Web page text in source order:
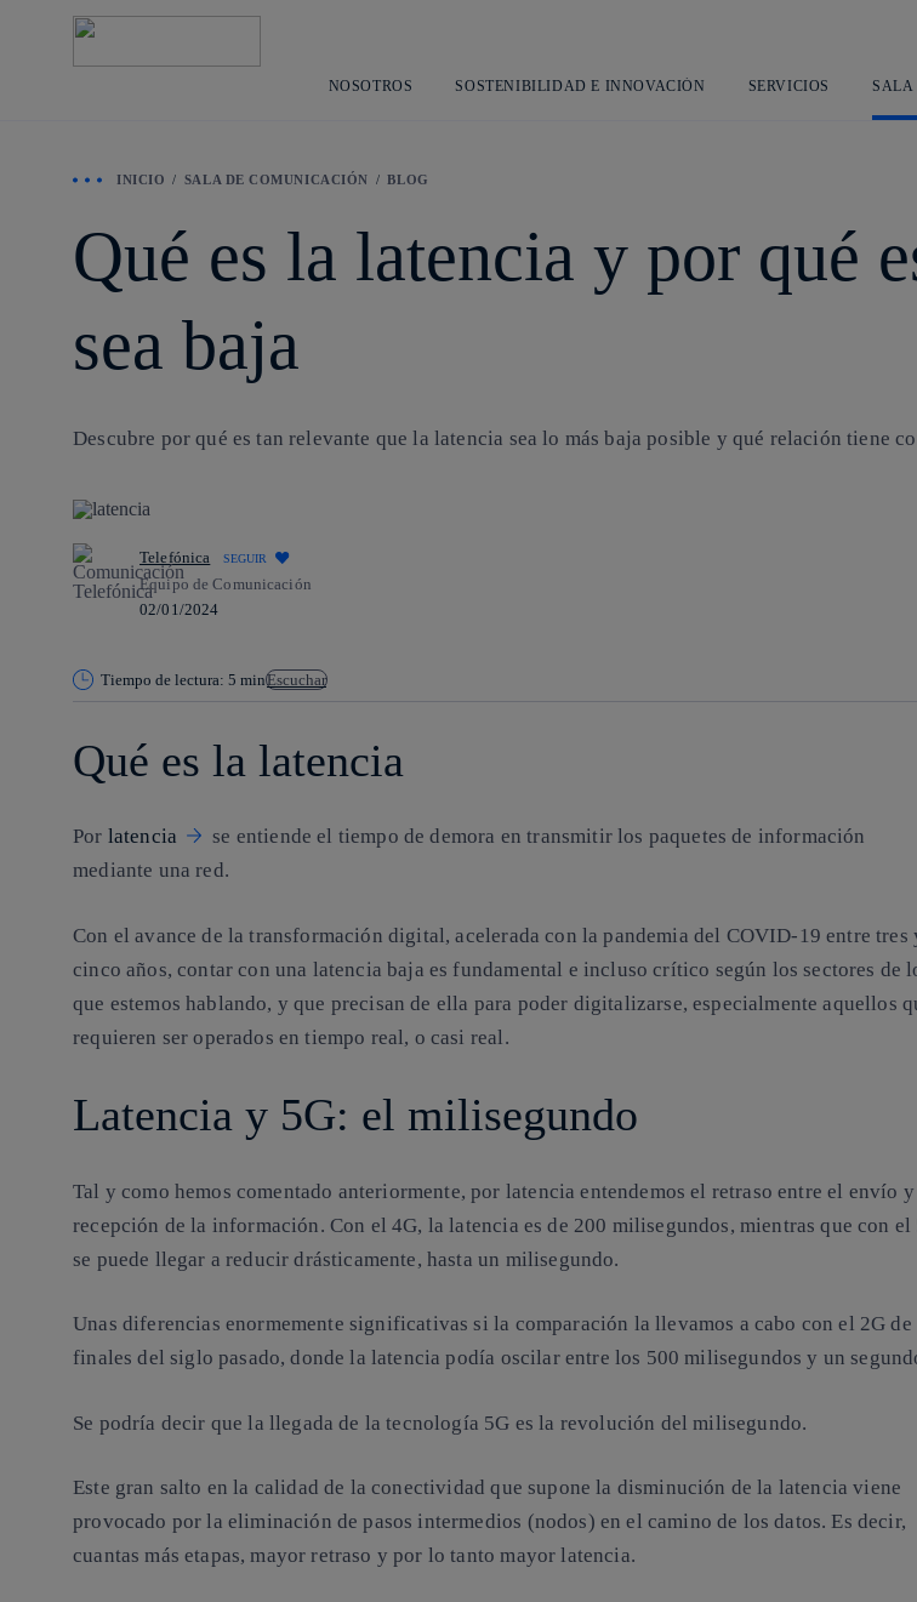
principal
NOSOTROS SOSTENIBILIDAD E INNOVACIÓN SERVICIOS SALA
INICIO SALA DE COMUNICACIÓN BLOG
Qué es la latencia y por qué
sea baja
Descubre por qué es tan relevante que la latencia sea lo más baja posible y qué relación tiene
Telefónica SEGUIR
Equipo de Comunicación
02/01/2024
Tiempo de lectura: 5 minEscuchar
Qué es la latencia
Por latencia
se entiende el tiempo de demora en transmitir los paquetes de información
mediante una red.
Con el avance de la transformación digital, acelerada con la pandemia del COVID-19 entre tres
cinco años, contar con una latencia baja es fundamental e incluso crítico según los sectores de
que estemos hablando, y que precisan de ella para poder digitalizarse, especialmente aquellos
requieren ser operados en tiempo real, o casi real.
Latencia y 5G: el milisegundo
Tal y como hemos comentado anteriormente, por latencia entendemos el retraso entre el envío
recepción de la información. Con el4G, la latencia es de 200 milisegundos, mientras que con el
se puede llegar a reducir drásticamente, hasta un milisegundo.
Unas diferencias enormemente significativas si la comparación la llevamos a cabo con el 2G de
finales del siglo pasado, donde la latencia podía oscilar entre los 500 milisegundos y un
Se podría decir que la llegada de la tecnología 5G es la revolución del milisegundo.
Este gran salto en la calidad de la conectividad que supone la disminución de la latencia viene
provocado por la eliminación de pasos intermedios (nodos) en el camino de los datos. Es decir,
cuantas más etapas, mayor retraso y por lo tanto mayor latencia.